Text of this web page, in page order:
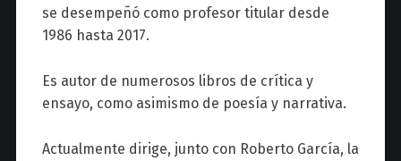
se desempeñó como profesor titular desde
1986 hasta 2017.
Es autor de numerosos libros de crítica y
ensayo, como asimismo de poesía y narrativa.
Actualmente dirige, junto con Roberto García, la